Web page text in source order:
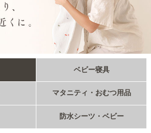
ベビー寝具
マタニティ・おむつ用品
防水シーツ・ベビー